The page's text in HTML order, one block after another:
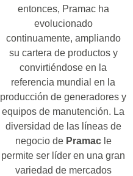
entonces, Pramac ha
evolucionado
continuamente, ampliando
su cartera de productos y
convirtiéndose en la
referencia mundial en la
producción de generadores y
equipos de manutención. La
diversidad de las líneas de
negocio de Pramacle
permite ser líder en una gran
variedad de mercados